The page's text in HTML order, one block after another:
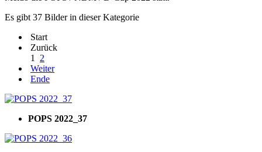
Es gibt 37 Bilder in dieser Kategorie
Start
Zurück
1
2
Weiter
Ende
POPS 2022_37